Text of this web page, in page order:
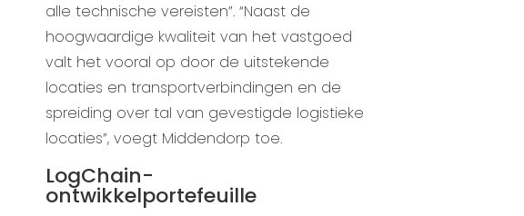
alle technische vereisten”. “Naast de
hoogwaardige kwaliteit van het vastgoed
valt het vooral op door de uitstekende
locaties en transportverbindingen en de
spreiding over tal van gevestigde logistieke
locaties”, voegt Middendorp toe.
LogChain-
ontwikkelportefeuille